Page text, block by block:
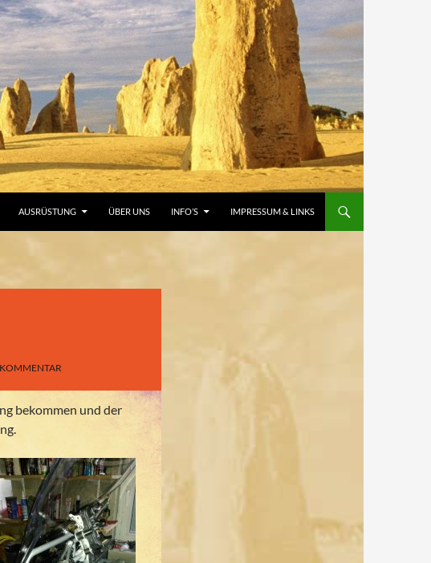
AUSRÜSTUNG ÜBER UNS INFO’S IMPRESSUM & LINKS
bekommen und der